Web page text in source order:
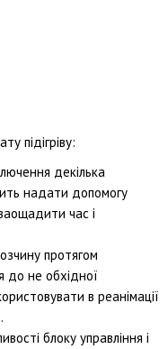
підігріву:
декілька
надати допомогу
час і
протягом
до не обхідної
в реанімації
блоку управління і